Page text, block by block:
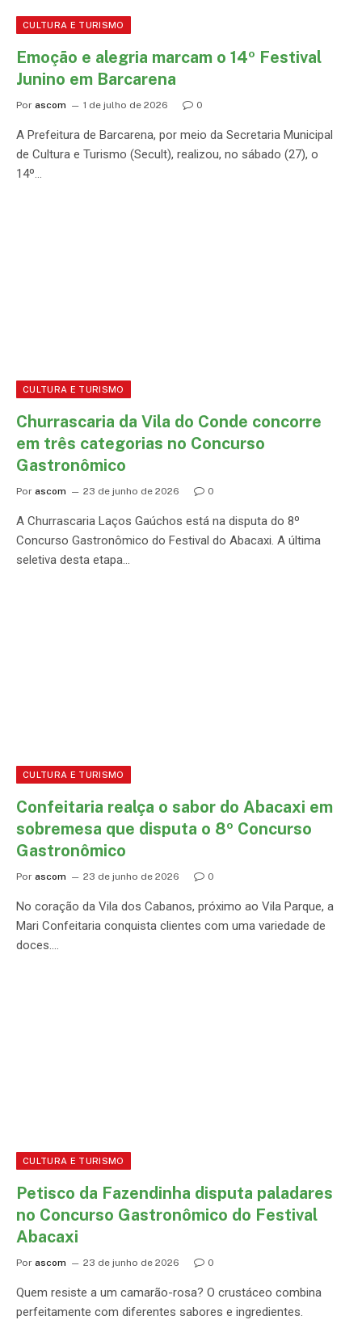
CULTURA E TURISMO
Emoção e alegria marcam o 14º Festival
Junino em Barcarena
Por ascom 1 de julho de 2026 0
A Prefeitura de Barcarena, por meio da Secretaria Municipal
de Cultura e Turismo (Secult), realizou, no sábado (27), o
14º…
CULTURA E TURISMO
Churrascaria da Vila do Conde concorre
em três categorias no Concurso
Gastronômico
Por ascom 23 de junho de 2026 0
A Churrascaria Laços Gaúchos está na disputa do 8º
Concurso Gastronômico do Festival do Abacaxi. A última
seletiva desta etapa…
CULTURA E TURISMO
Confeitaria realça o sabor do Abacaxi em
sobremesa que disputa o 8º Concurso
Gastronômico
Por ascom 23 de junho de 2026 0
No coração da Vila dos Cabanos, próximo ao Vila Parque, a
Mari Confeitaria conquista clientes com uma variedade de
doces.…
CULTURA E TURISMO
Petisco da Fazendinha disputa paladares
no Concurso Gastronômico do Festival
Abacaxi
Por ascom 23 de junho de 2026 0
Quem resiste a um camarão-rosa? O crustáceo combina
perfeitamente com diferentes sabores e ingredientes.